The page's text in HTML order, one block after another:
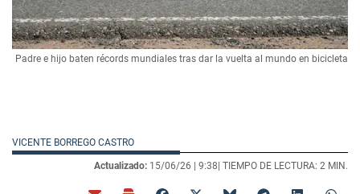
Padre e hijo baten récords mundiales tras dar la vuelta al mundo en bicicleta
VICENTE BORREGO CASTRO
Actualizado: 15/06/26 | 9:38 | TIEMPO DE LECTURA: 2 MIN.